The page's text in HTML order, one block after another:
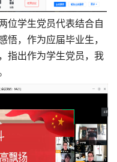
位学生党员代表结合自
悟，作为应届毕业生，
指出作为学生党员，我